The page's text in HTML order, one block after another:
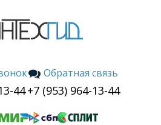
44
Обратная связь
+7 (953) 964-13-44